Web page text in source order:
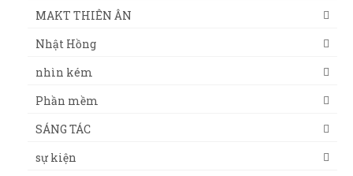
MAKT THIÊN ÂN
Nhật Hồng
nhìn kém
Phần mềm
SÁNG TÁC
sự kiện